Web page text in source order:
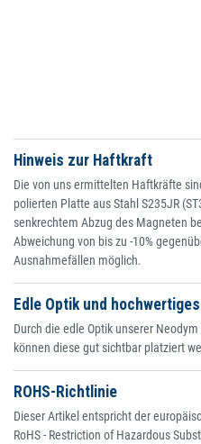
Hinweis zur Haftkraft
Die von uns ermittelten Haftkräfte
polierten Platte aus Stahl S235JR
senkrechtem Abzug des Magneten
Abweichung von bis zu -10%
Ausnahmefällen möglich.
Edle Optik und
Durch die edle Optik unserer
können diese gut sichtbar platziert
ROHS-Richtlinie
Dieser Artikel entspricht der
RoHS - Restriction of Hazardous